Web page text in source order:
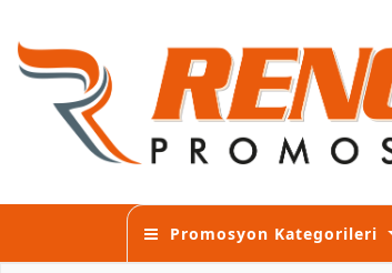
Promosyon Kategorileri